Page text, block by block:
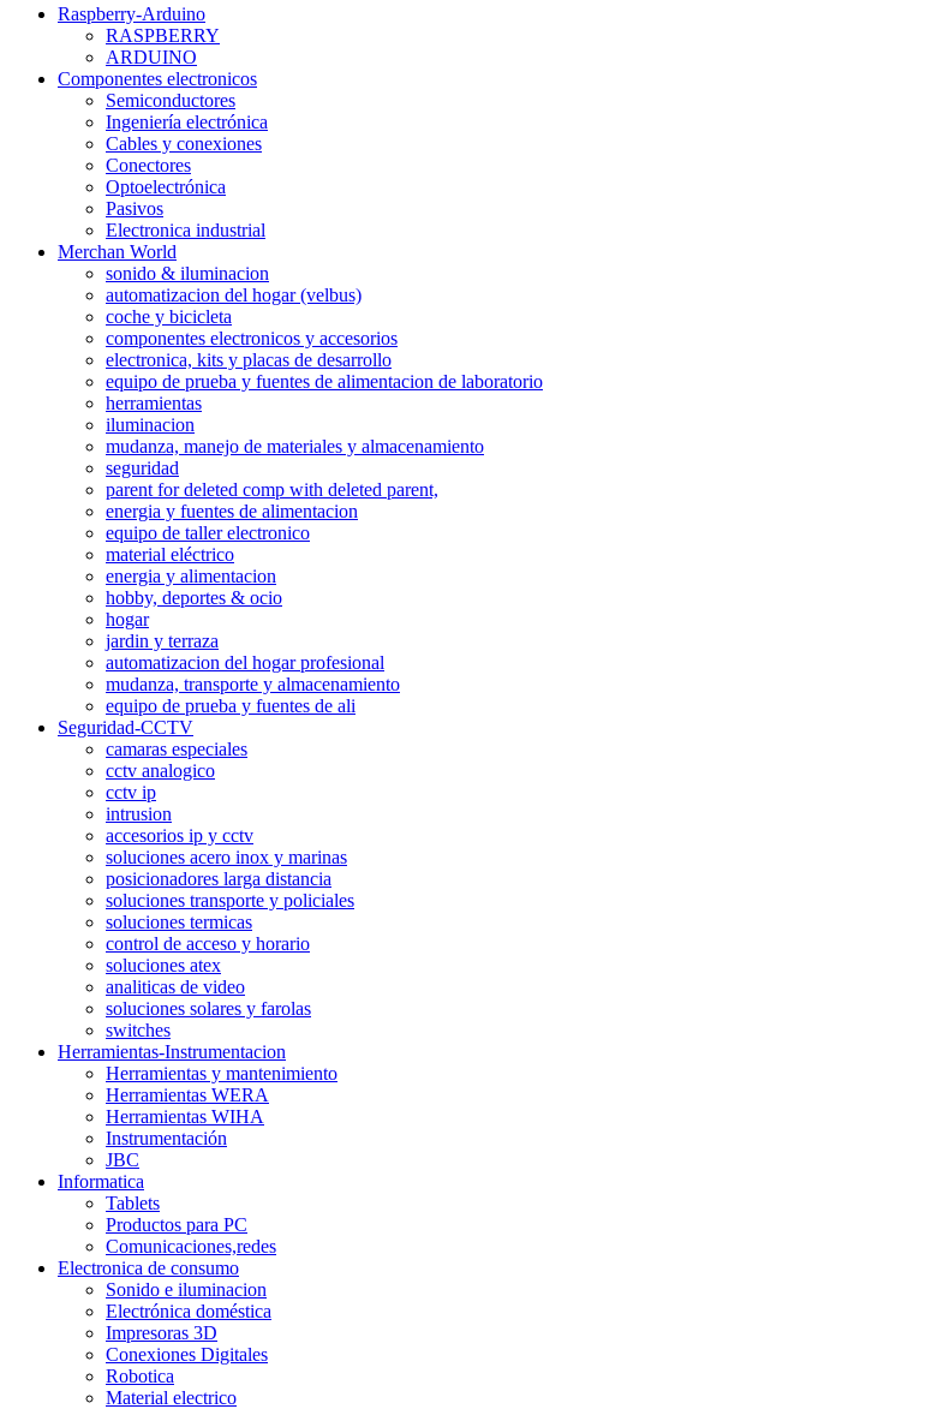
Raspberry-Arduino
RASPBERRY
ARDUINO
Componentes electronicos
Semiconductores
Ingeniería electrónica
Cables y conexiones
Conectores
Optoelectrónica
Pasivos
Electronica industrial
Merchan World
sonido & iluminacion
automatizacion del hogar (velbus)
coche y bicicleta
componentes electronicos y accesorios
electronica, kits y placas de desarrollo
equipo de prueba y fuentes de alimentacion de laboratorio
herramientas
iluminacion
mudanza, manejo de materiales y almacenamiento
seguridad
parent for deleted comp with deleted parent,
energia y fuentes de alimentacion
equipo de taller electronico
material eléctrico
energia y alimentacion
hobby, deportes & ocio
hogar
jardin y terraza
automatizacion del hogar profesional
mudanza, transporte y almacenamiento
equipo de prueba y fuentes de ali
Seguridad-CCTV
camaras especiales
cctv analogico
cctv ip
intrusion
accesorios ip y cctv
soluciones acero inox y marinas
posicionadores larga distancia
soluciones transporte y policiales
soluciones termicas
control de acceso y horario
soluciones atex
analiticas de video
soluciones solares y farolas
switches
Herramientas-Instrumentacion
Herramientas y mantenimiento
Herramientas WERA
Herramientas WIHA
Instrumentación
JBC
Informatica
Tablets
Productos para PC
Comunicaciones,redes
Electronica de consumo
Sonido e iluminacion
Electrónica doméstica
Impresoras 3D
Conexiones Digitales
Robotica
Material electrico